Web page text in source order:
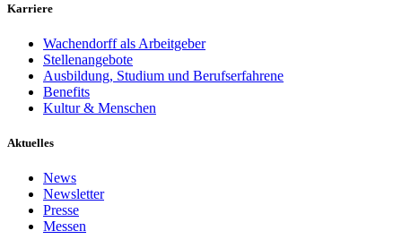
Karriere
Wachendorff als Arbeitgeber
Stellenangebote
Ausbildung, Studium und Berufserfahrene
Benefits
Kultur & Menschen
Aktuelles
News
Newsletter
Presse
Messen